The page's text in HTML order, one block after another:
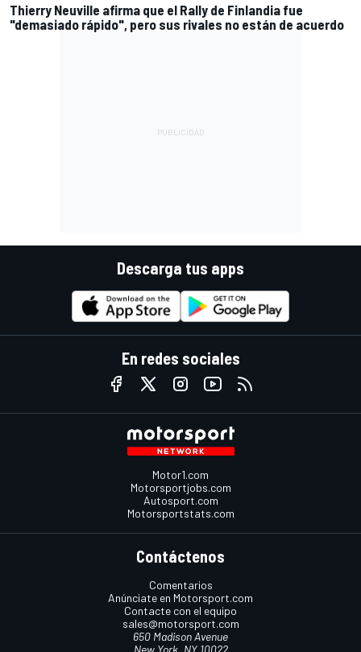
Thierry Neuville afirma que el Rally de Finlandia fue
"demasiado rápido", pero sus rivales no están de acuerdo
Descarga tus apps
En redes sociales
Motor1.com
Motorsportjobs.com
Autosport.com
Motorsportstats.com
Contáctenos
Comentarios
Anúnciate en Motorsport.com
Contacte con el equipo
sales@motorsport.com
650 Madison Avenue
New York, NY 10022